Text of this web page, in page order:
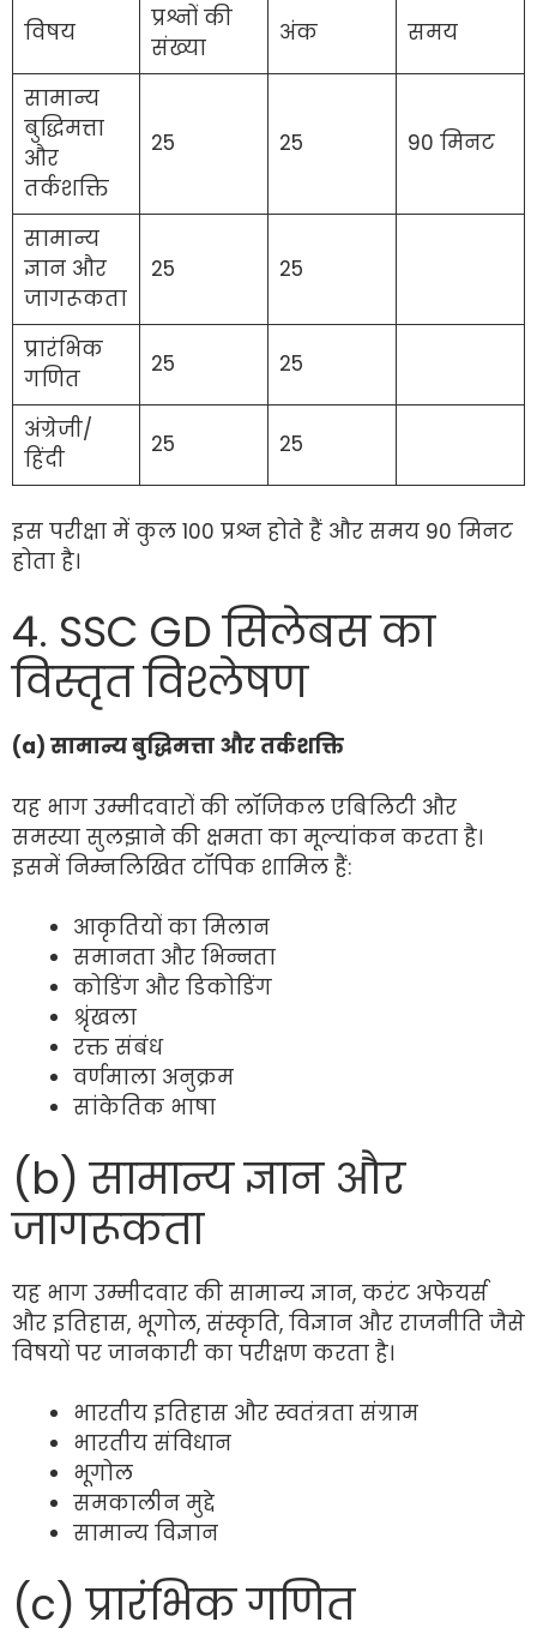
विषय
प्रश्नों की
संख्या
अंक समय
सामान्य
बुद्धिमत्ता
और
तर्कशक्ति
25 25 90 मिनट
सामान्य
ज्ञान और
जागरूकता
25 25
प्रारंभिक
गणित
25 25
अंग्रेजी/
हिंदी
25 25
इस परीक्षा में कुल 100 प्रश्न होते हैं और समय 90 मिनट
होता है।
4. SSC GD सिलेबस का
विस्तृत विश्लेषण
(a) सामान्य बुद्धिमत्ता और तर्कशक्ति
यह भाग उम्मीदवारों की लॉजिकल एबिलिटी और
समस्या सुलझाने की क्षमता का मूल्यांकन करता है।
इसमें निम्नलिखित टॉपिक शामिल हैं:
आकृतियों का मिलान
समानता और भिन्नता
कोडिंग और डिकोडिंग
श्रृंखला
रक्त संबंध
वर्णमाला अनुक्रम
सांकेतिक भाषा
(b) सामान्य ज्ञान और
जागरूकता
यह भाग उम्मीदवार की सामान्य ज्ञान, करंट अफेयर्स
और इतिहास, भूगोल, संस्कृति, विज्ञान और राजनीति जैसे
विषयों पर जानकारी का परीक्षण करता है।
भारतीय इतिहास और स्वतंत्रता संग्राम
भारतीय संविधान
भूगोल
समकालीन मुद्दे
सामान्य विज्ञान
(c) प्रारंभिक गणित